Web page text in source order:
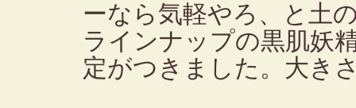
ーなら気軽やろ、と土
ラインナップの黒肌妖
定がつきました。大き